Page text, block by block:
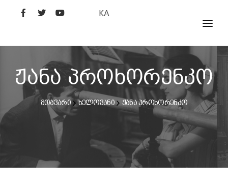
KA
ᲤᲘᲚᲛᲔᲑᲘ
ᲮᲔᲚᲝᲕᲐᲜᲘ
ᲙᲘᲜᲝᲡᲢᲣᲓᲘᲐ
ᲙᲘᲜᲝᲐᲙᲐᲓᲔᲛᲘᲐ
ჟანა პროხორენკო
მთავარი ხელოვანი ჟანა პროხორენკო